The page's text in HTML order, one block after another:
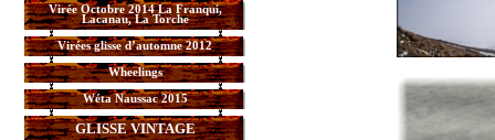
Virée Octobre 2014 La Franqui,
Lacanau, La Torche
Virées glisse d’automne 2012
Wheelings
Wéta Naussac 2015
GLISSE VINTAGE